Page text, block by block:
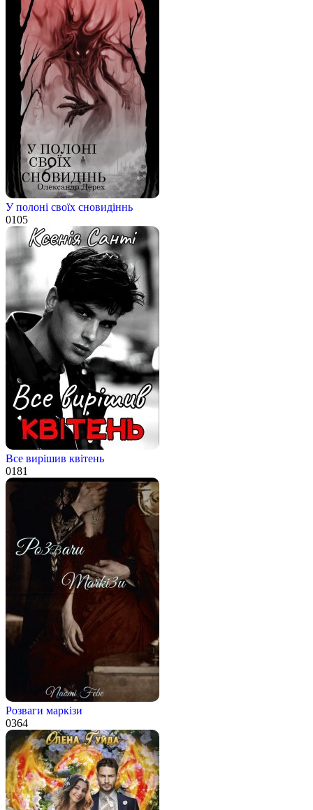
У полоні своїх сновидіннь
0105
Все вирішив квітень
0181
Розваги маркізи
0364